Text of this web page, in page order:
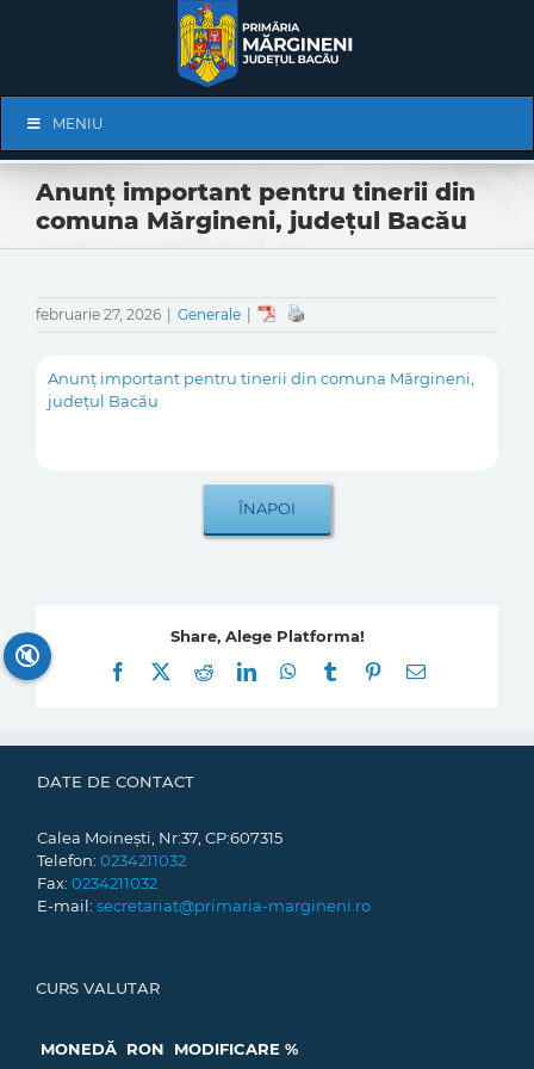
Navigation
MENIU
Anunț important pentru tinerii din
comuna Mărgineni, județul Bacău
februarie 27, 2026 Generale
Anunț important pentru tinerii din comuna Mărgineni,
județul Bacău
Share, Alege Platforma!
Facebook
RedditLinkedInWhatsApp
Tumblr Pinterest
E-
DATE DE CONTACT
Calea Moinești, Nr:37, CP:607315
Telefon: 0234211032
Fax: 0234211032
E-mail: secretariat@primaria-margineni.ro
CURS VALUTAR
MONEDĂ RON
MODIFICARE %
🔇